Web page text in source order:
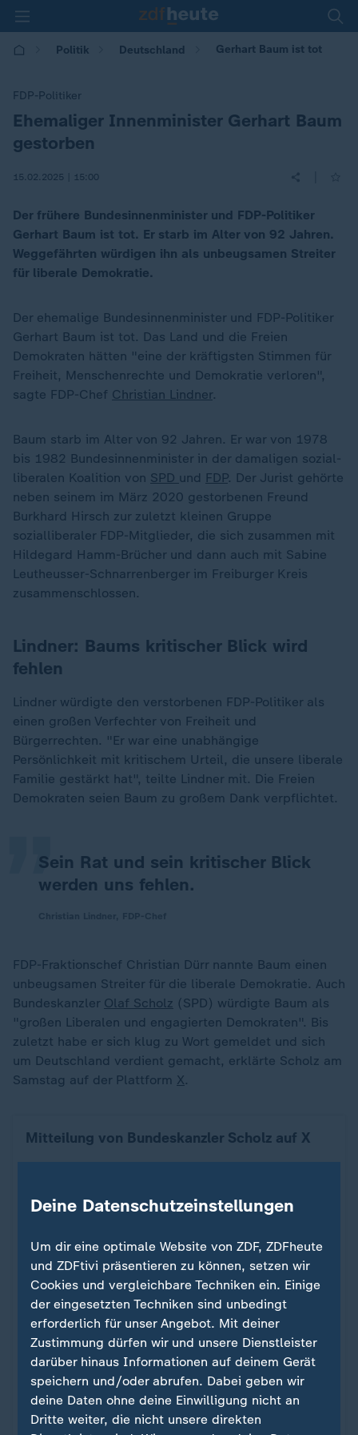
Politik Deutschland Gerhart Baum ist tot
FDP-Politiker
:Ehemaliger Innenminister Gerhart Baum
gestorben
15.02.2025 | 15:00
Der frühere Bundesinnenminister und FDP-Politiker
Gerhart Baum ist tot. Er starb im Alter von 92 Jahren.
Weggefährten würdigen ihn als unbeugsamen Streiter
für liberale Demokratie.
Der ehemalige Bundesinnenminister und FDP-Politiker
Gerhart Baum ist tot. Das Land und die Freien
Demokraten hätten "eine der kräftigsten Stimmen für
Freiheit, Menschenrechte und Demokratie verloren",
sagte FDP-Chef Christian Lindner.
Baum starb im Alter von 92 Jahren. Er war von 1978
bis 1982 Bundesinnenminister in der damaligen sozial-
liberalen Koalition von SPD und FDP. Der Jurist gehörte
neben seinem im März 2020 gestorbenen Freund
Burkhard Hirsch zur zuletzt kleinen Gruppe
sozialliberaler FDP-Mitglieder, die sich zusammen mit
Hildegard Hamm-Brücher und dann auch mit Sabine
Leutheusser-Schnarrenberger im Freiburger Kreis
zusammenschlossen.
Lindner: Baums kritischer Blick wird
fehlen
Lindner würdigte den verstorbenen FDP-Politiker als
einen großen Verfechter von Freiheit und
Bürgerrechten. "Er war eine unabhängige
Persönlichkeit mit kritischem Urteil, die unsere liberale
Familie gestärkt hat", teilte Lindner mit. Die Freien
Demokraten seien Baum zu großem Dank verpflichtet.
Sein Rat und sein kritischer Blick
werden uns fehlen.
„
FDP-Fraktionschef Christian Dürr nannte Baum einen
unbeugsamen Streiter für die liberale Demokratie. Auch
Bundeskanzler Olaf Scholz (SPD) würdigte Baum als
"großen Liberalen und engagierten Demokraten". Bis
zuletzt habe er sich klug zu Wort gemeldet und sich
um Deutschland verdient gemacht, erklärte Scholz am
Samstag auf der Plattform X.
Mitteilung von Bundeskanzler Scholz auf X
Ein Klick für den Datenschutz
Erst wenn Sie hier klicken, werden Bilder und
andere Daten von X nachgeladen. Ihre IP-
Adresse wird dabei an externe Server von X
übertragen. Über den Datenschutz dieses
Social Media-Anbieters können Sie sich auf
der Seite von X informieren. Um Ihre künftigen
Besuche zu erleichtern, speichern wir Ihre
Zustimmung in den
Datenschutzeinstellungen
Ihre Zustimmung können Sie im Bereich
„Meine News“ jederzeit widerrufen.
Deine Datenschutzeinstellungen
Um dir eine optimale Website von ZDF, ZDFheute
und ZDFtivi präsentieren zu können, setzen wir
Cookies und vergleichbare Techniken ein. Einige
der eingesetzten Techniken sind unbedingt
erforderlich für unser Angebot. Mit deiner
Zustimmung dürfen wir und unsere Dienstleister
darüber hinaus Informationen auf deinem Gerät
speichern und/oder abrufen. Dabei geben wir
deine Daten ohne deine Einwilligung nicht an
Dritte weiter, die nicht unsere direkten